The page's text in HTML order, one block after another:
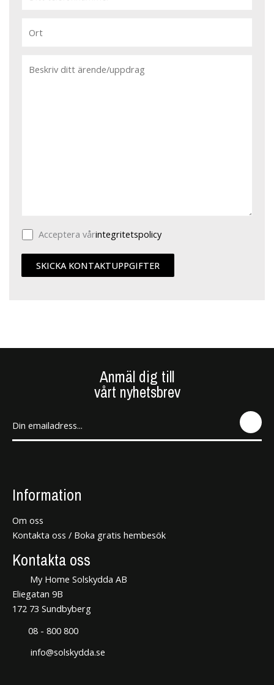
Acceptera vårintegritetspolicy
Anmäl dig till
vårt nyhetsbrev
SEN
Information
Om oss
Kontakta oss / Boka gratis hembesök
Kontakta oss
My Home Solskydda AB
Eliegatan 9B
172 73 Sundbyberg
08 - 800 800
info@solskydda.se